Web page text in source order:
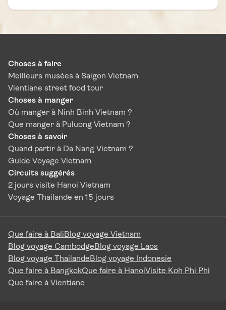
Vietnam plus rural, plus calme, presque hors du
temps. Dans ce carnet de voyage Vietnam Vie d’Asie,
l’objectif est de vous donner des informations
concrètes, mais aussi de vous aider à choisir une
manière de voyager qui correspond vraiment à votre
style. Bus local, van confortable, voiture privée ou
même moto pour les plus curieux : chaque option
offre une expérience différente. Bien préparer ce
trajet, c’est déjà commencer à profiter de Mai Chau
avant même d’y arriver.
Choses à faire
Meilleurs musées à Saigon Vietnam
Vientiane street food tour
Choses à manger
Où manger à Ninh Binh Vietnam ?
Que manger à Puluong Vietnam ?
Choses à savoir
Quand partir à Da Nang Vietnam ?
Guide Voyage Vietnam
Circuits suggérés
2 jours visite Hanoi Vietnam
Voyage Thailande en 15 jours
Que faire à BaliBlog voyage Vietnam
Blog voyage CambodgeBlog voyage Laos
Blog voyage ThailandeBlog voyage Indonesie
Que faire à BangkokQue faire à HanoiVisite Koh Phi Phi
Que faire à Vientiane